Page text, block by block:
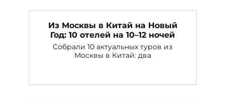
Из Москвы в Китай на Новый
Год: 10 отелей на 10–12 ночей
Собрали 10 актуальных туров из
Москвы в Китай: два